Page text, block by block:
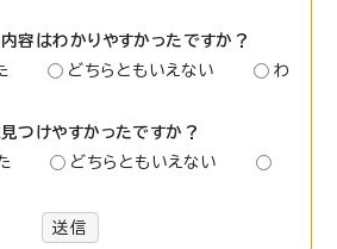
容はわかりやすかったですか？
どちらともいえない
わ
つけやすかったですか？
た
どちらともいえない
送信